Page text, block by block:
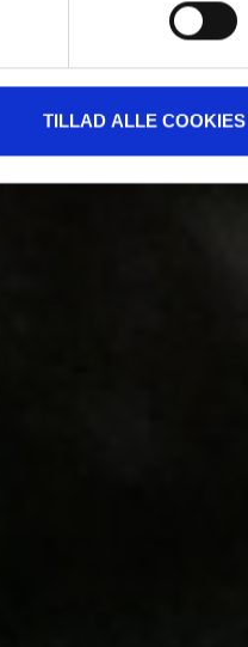
TILLAD ALLE COOKIES